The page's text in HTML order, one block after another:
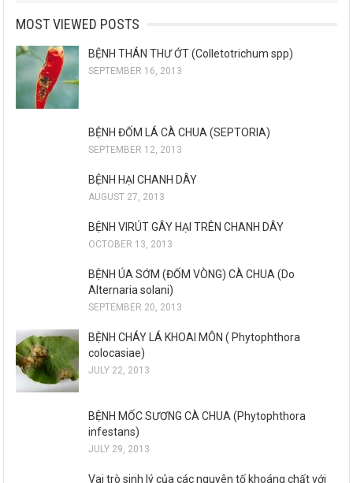
MOST VIEWED POSTS
BỆNH THÁN THƯ ỚT (Colletotrichum spp)
SEPTEMBER 16, 2013
BỆNH ĐỐM LÁ CÀ CHUA (SEPTORIA)
SEPTEMBER 12, 2013
BỆNH HẠI CHANH DÂY
AUGUST 27, 2013
BỆNH VIRÚT GÂY HẠI TRÊN CHANH DÂY
OCTOBER 13, 2013
BỆNH ÚA SỚM (ĐỐM VÒNG) CÀ CHUA (Do
Alternaria solani)
SEPTEMBER 20, 2013
BỆNH CHÁY LÁ KHOAI MÔN ( Phytophthora
colocasiae)
JULY 22, 2013
BỆNH MỐC SƯƠNG CÀ CHUA (Phytophthora
infestans)
JULY 29, 2013
Vai trò sinh lý của các nguyên tố khoáng chất với